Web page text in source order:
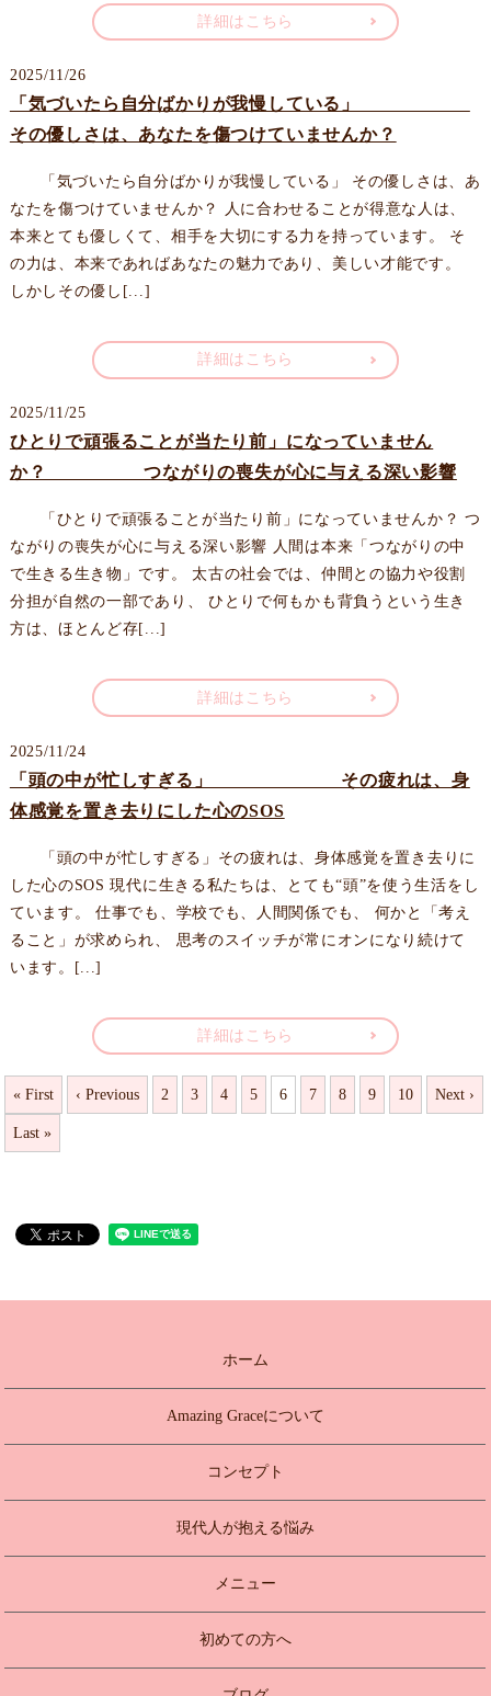
詳細はこちら
2025/11/26
「気づいたら自分ばかりが我慢している」
その優しさは、あなたを傷つけていませんか？
「気づいたら自分ばかりが我慢している」 その優しさは、あ
なたを傷つけていませんか？ 人に合わせることが得意な人は、
本来とても優しくて、相手を大切にする力を持っています。 そ
の力は、本来であればあなたの魅力であり、美しい才能です。
しかしその優し[...]
詳細はこちら
2025/11/25
ひとりで頑張ることが当たり前」になっていません
か？ つながりの喪失が心に与える深い影響
「ひとりで頑張ることが当たり前」になっていませんか？ つ
ながりの喪失が心に与える深い影響 人間は本来「つながりの中
で生きる生き物」です。 太古の社会では、仲間との協力や役割
分担が自然の一部であり、 ひとりで何もかも背負うという生き
方は、ほとんど存[...]
詳細はこちら
2025/11/24
「頭の中が忙しすぎる」 その疲れは、身
体感覚を置き去りにした心のSOS
「頭の中が忙しすぎる」その疲れは、身体感覚を置き去りに
した心のSOS 現代に生きる私たちは、とても“頭”を使う生活をし
ています。 仕事でも、学校でも、人間関係でも、 何かと「考え
ること」が求められ、 思考のスイッチが常にオンになり続けて
います。[...]
詳細はこちら
« First ‹ Previous 2 3 4 5 6 7 8 9 10 Next ›
Last »
ホーム
Amazing Graceについて
コンセプト
現代人が抱える悩み
メニュー
初めての方へ